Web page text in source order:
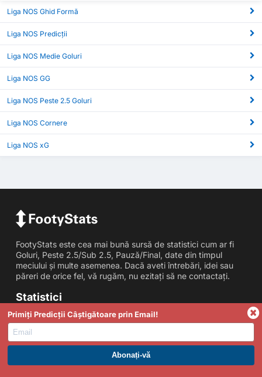
Liga NOS Ghid Formă
Liga NOS Predicții
Liga NOS Medie Goluri
Liga NOS GG
Liga NOS Peste 2.5 Goluri
Liga NOS Cornere
Liga NOS xG
FootyStats este cea mai bună sursă de statistici cum ar fi
Goluri, Peste 2.5/Sub 2.5, Pauză/Final, date din timpul
meciului și multe asemenea. Dacă aveti întrebări, idei sau
păreri de orice fel, vă rugăm, nu ezitați să ne contactați.
Statistici
Peste/Sub Goluri
Statistici GG
Statistici Cornere
ABONAȚI-VĂ LA PREMIUM. PROFITAȚI ACUM.
Primiți Predicții Câștigătoare prin Email!